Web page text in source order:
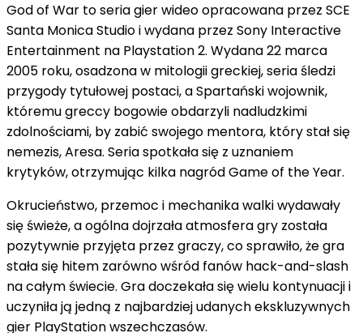
God of War to seria gier wideo opracowana przez SCE
Santa Monica Studio i wydana przez Sony Interactive
Entertainment na Playstation 2. Wydana 22 marca
2005 roku, osadzona w mitologii greckiej, seria śledzi
przygody tytułowej postaci, a Spartański wojownik,
któremu greccy bogowie obdarzyli nadludzkimi
zdolnościami, by zabić swojego mentora, który stał się
nemezis, Aresa. Seria spotkała się z uznaniem
krytyków, otrzymując kilka nagród Game of the Year.
Okrucieństwo, przemoc i mechanika walki wydawały
się świeże, a ogólna dojrzała atmosfera gry została
pozytywnie przyjęta przez graczy, co sprawiło, że gra
stała się hitem zarówno wśród fanów hack-and-slash
na całym świecie. Gra doczekała się wielu kontynuacji i
uczyniła ją jedną z najbardziej udanych ekskluzywnych
gier PlayStation wszechczasów.